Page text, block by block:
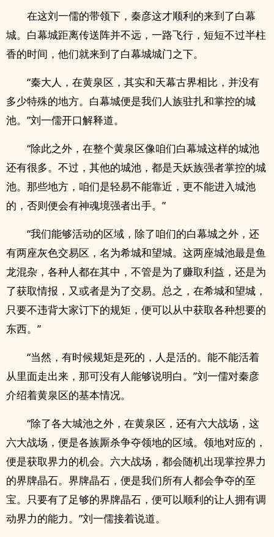
在这刘一儒的带领下，秦彦这才顺利的来到了白幕
城。白幕城距离传送阵并不远，一路飞行，短短不过半柱
香的时间，他们就来到了白幕城城门之下。
“秦大人，在黄泉区，其实和天幕古界相比，并没有
多少特殊的地方。白幕城便是我们人族驻扎和掌控的城
池。”刘一儒开口解释道。
“除此之外，在整个黄泉区像咱们白幕城这样的城池
还有很多。不过，其他的城池，都是天妖族强者掌控的城
池。那些地方，咱们是轻易不能靠近，更不能进入城池
的，否则便会有神魂境强者出手。”
“我们能够活动的区域，除了咱们的白幕城之外，还
有两座灰色交易区，名为希城和望城。这两座城池最是鱼
龙混杂，各种人都在其中，不管是为了赚取利益，还是为
了获取情报，又或者是为了交易。总之，在希城和望城，
只要不违背大家订下的规矩，便可以从中获取各种想要的
东西。”
“当然，有时候规矩是死的，人是活的。能不能活着
从里面走出来，那可没有人能够说明白。”刘一儒对秦彦
介绍着黄泉区的基本情况。
“除了各大城池之外，在黄泉区，还有六大战场，这
六大战场，便是各族厮杀争夺领地的区域。领地对应的，
便是获取界力的机会。六大战场，都会随机出现掌控界力
的界牌晶石。界牌晶石，便是我们所有人都会争夺的至
宝。只要有了足够的界牌晶石，便可以顺利的让人拥有调
动界力的能力。”刘一儒接着说道。